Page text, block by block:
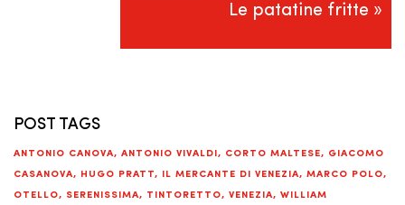
Le patatine fritte »
POST TAGS
ANTONIO CANOVA, ANTONIO VIVALDI , CORTO MALTESE, GIACOMO
CASANOVA, HUGO PRATT, IL MERCANTE DI VENEZIA, MARCO POLO,
OTELLO, SERENISSIMA, TINTORETTO, VENEZIA, WILLIAM